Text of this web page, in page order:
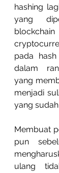
hashing
yang
pada
dalam
yang
menjadi
yang sudah
Membuat
pun
ulang